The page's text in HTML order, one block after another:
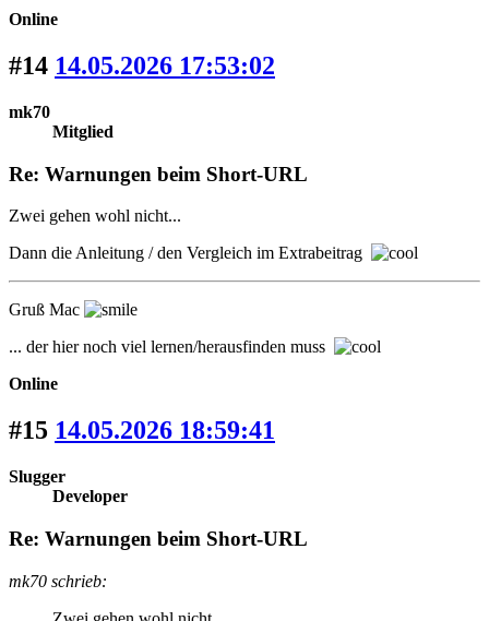
Online
#14 14.05.2026 17:53:02
mk70
Mitglied
Re: Warnungen beim Short-URL
Zwei gehen wohl nicht...
Dann die Anleitung / den Vergleich im Extrabeitrag
Gruß Mac
... der hier noch viel lernen/herausfinden muss
Online
#15 14.05.2026 18:59:41
Slugger
Developer
Re: Warnungen beim Short-URL
mk70 schrieb: